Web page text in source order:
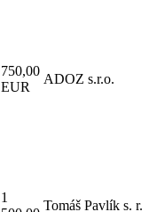
750,00
EUR
ADOZ s.r.o.
1
Tomáš Pavlík s. r.